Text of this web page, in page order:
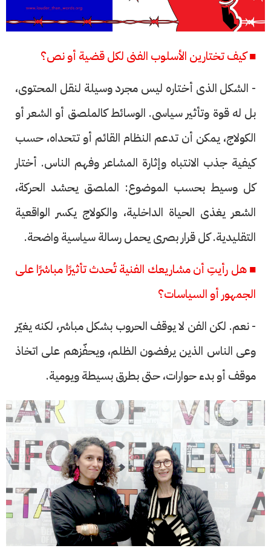
■ كيف تختارين الأسلوب الفنى لكل قضية أو نص؟
- الشكل الذى أختاره ليس مجرد وسيلة لنقل المحتوى،
بل له قوة وتأثير سياسى. الوسائط كالملصق أو الشعر أو
الكولاج، يمكن أن تدعم النظام القائم أو تتحداه، حسب
كيفية جذب الانتباه وإثارة المشاعر وفهم الناس. أختار
كل وسيط بحسب الموضوع: الملصق يحشد الحركة،
الشعر يغذى الحياة الداخلية، والكولاج يكسر الواقعية
التقليدية. كل قرار بصرى يحمل رسالة سياسية واضحة.
■ هل رأيتِ أن مشاريعك الفنية تُحدث تأثيرًا مباشرًا على
الجمهور أو السياسات؟
- نعم. لكن الفن لا يوقف الحروب بشكل مباشر، لكنه يغيّر
وعى الناس الذين يرفضون الظلم، ويحفّزهم على اتخاذ
موقف أو بدء حوارات، حتى بطرق بسيطة ويومية.